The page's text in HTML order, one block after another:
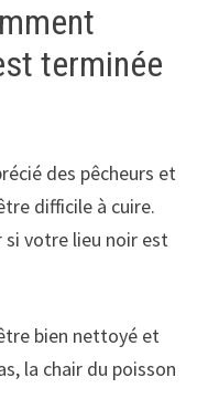
terminée
des pêcheurs et
difficile à cuire.
si votre lieu noir est
bien nettoyé et
la chair du poisson